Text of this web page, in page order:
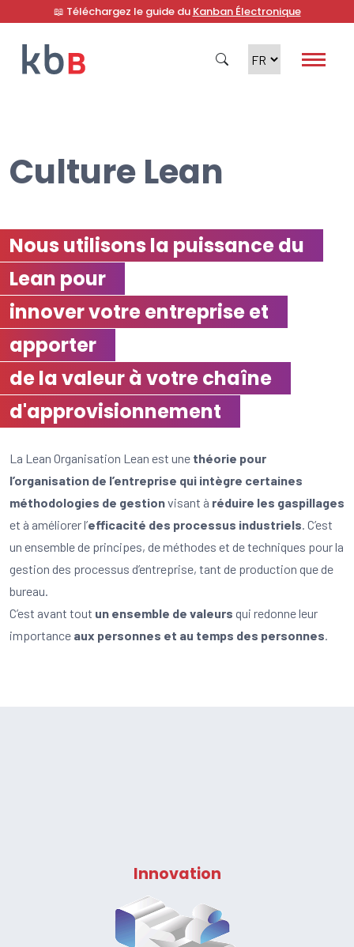
📖 Téléchargez le guide du Kanban Électronique
Recherche
Culture Lean
Nous utilisons la puissance du
Lean pour
innover votre entreprise et
apporter
de la valeur à votre chaîne
d'approvisionnement
La Lean Organisation Lean est une théorie pour
l’organisation de l’entreprise qui intègre certaines
méthodologies de gestionvisant à réduire les gaspillages
et à améliorer l’efficacité des processus industriels. C’est
un ensemble de principes, de méthodes et de techniques pour la
gestion des processus d’entreprise, tant de production que de
bureau.
C’est avant tout un ensemble de valeurs qui redonne leur
importance aux personnes et au temps des personnes.
Innovation